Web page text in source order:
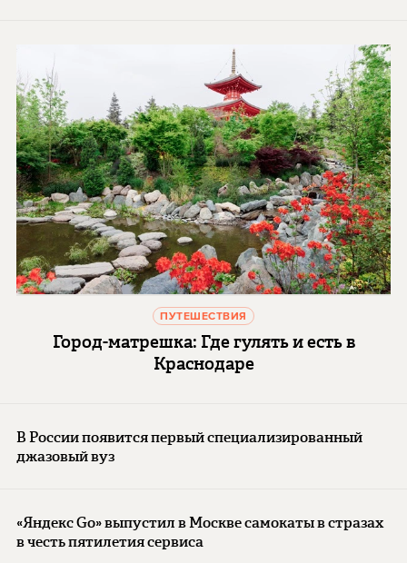
ПУТЕШЕСТВИЯ
Город-матрешка: Где гулять и есть в
Краснодаре
В России появится первый специализированный
джазовый вуз
«Яндекс Go» выпустил в Москве самокаты в стразах
в честь пятилетия сервиса